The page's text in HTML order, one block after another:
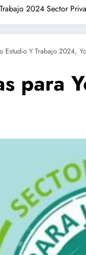
2024 Sector
Estudio Y Trabajo 2024,
para